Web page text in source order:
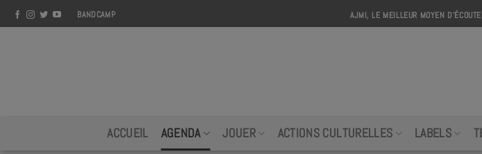
Skip
to
BANDCAMP AJMI, LE MEILLEUR MOYEN
ACCUEIL AGENDA JOUER ACTIONS CULTURELLES LABELS